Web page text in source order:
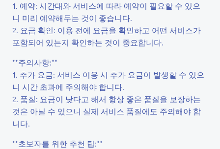
1. 예약: 시간대와 서비스에 따라 예약이 필요할 수 있으
니 미리 예약해두는 것이 좋습니다.
2. 요금 확인: 이용 전에 요금을 확인하고 어떤 서비스가
포함되어 있는지 확인하는 것이 중요합니다.
**주의사항:**
1. 추가 요금: 서비스 이용 시 추가 요금이 발생할 수 있으
니 시간 초과에 주의해야 합니다.
2. 품질: 요금이 낮다고 해서 항상 좋은 품질을 보장하는
것은 아닐 수 있으니 실제 서비스 품질에도 주의해야 합
니다.
**초보자를 위한 추천 팁:**